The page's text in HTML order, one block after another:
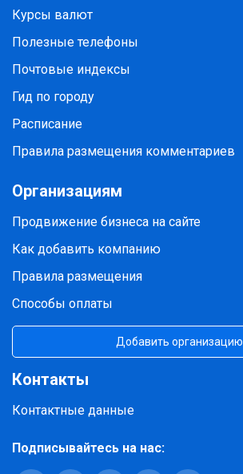
Курсы валют
Полезные телефоны
Почтовые индексы
Гид по городу
Расписание
Правила размещения комментариев
Организациям
Продвижение бизнеса на сайте
Как добавить компанию
Правила размещения
Способы оплаты
Добавить организацию
Контакты
Контактные данные
Подписывайтесь на нас: